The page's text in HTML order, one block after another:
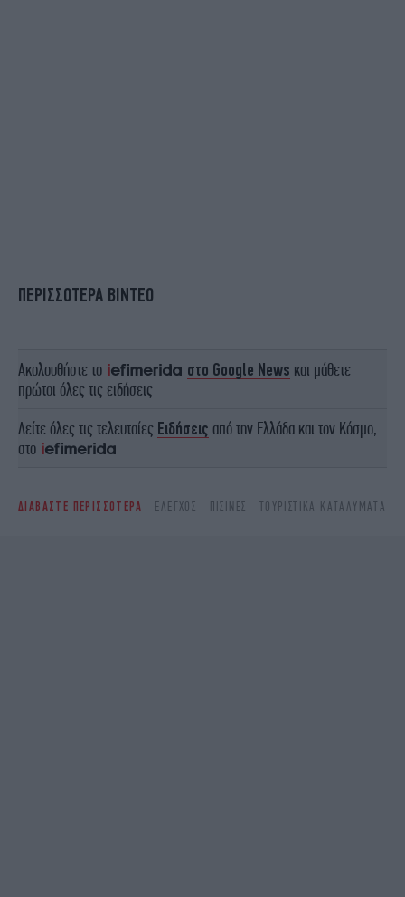
ΠΕΡΙΣΣΟΤΕΡΑ ΒΙΝΤΕΟ
Ακολουθήστε το στο Google News και μάθετε
πρώτοι όλες τις ειδήσεις
Δείτε όλες τις τελευταίες Ειδήσεις από την Ελλάδα και τον Κόσμο,
στο
ΔΙΑΒΑΣΤΕ ΠΕΡΙΣΣΟΤΕΡΑ ΈΛΕΓΧΟΣ ΠΙΣΊΝΕΣ ΤΟΥΡΙΣΤΙΚΑ ΚΑΤΑΛΥΜΑΤΑ